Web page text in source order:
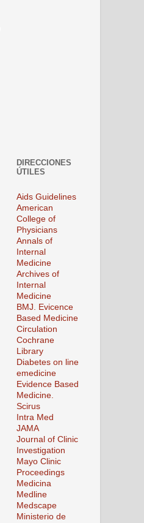
DIRECCIONES
ÚTILES
Aids Guidelines
American
College of
Physicians
Annals of
Internal
Medicine
Archives of
Internal
Medicine
BMJ. Evicence
Based Medicine
Circulation
Cochrane
Library
Diabetes on line
emedicine
Evidence Based
Medicine.
Scirus
Intra Med
JAMA
Journal of Clinic
Investigation
Mayo Clinic
Proceedings
Medicina
Medline
Medscape
Ministerio de